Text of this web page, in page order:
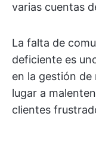
varias cuentas
La falta de
deficiente es
en la gestión de
lugar a
clientes